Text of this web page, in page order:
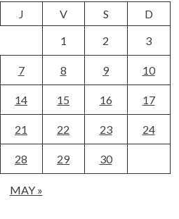
J V S
D
1
2 3
7 8 9 10
14 15 16 17
21 22 23 24
28 29 30
MAY »